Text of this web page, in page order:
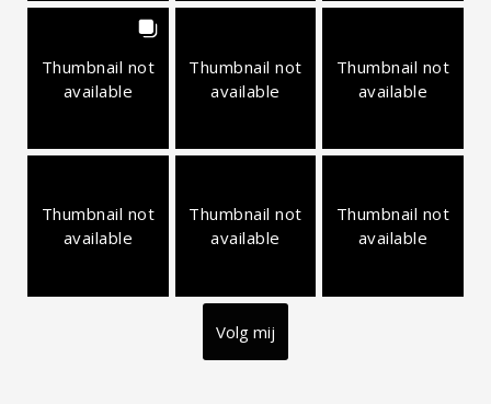
Thumbnail not
available
Thumbnail not
available
Thumbnail not
available
Thumbnail not
available
Thumbnail not
available
Thumbnail not
available
Volg mij